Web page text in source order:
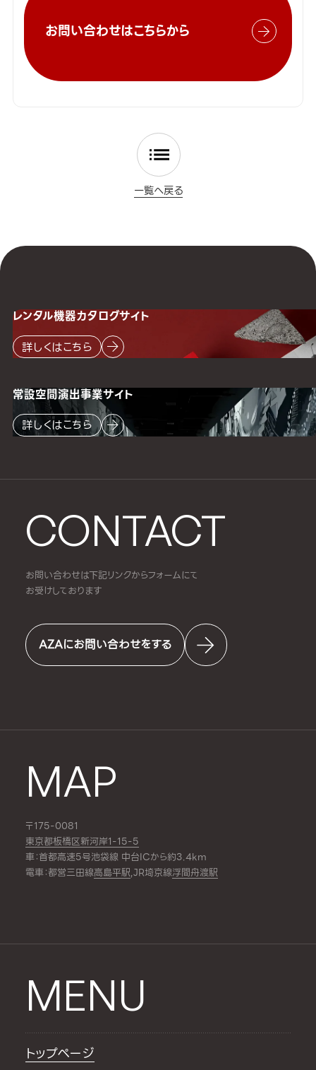
お問い合わせはこちらから
一覧へ戻る
CONTACT
お問い合わせは下記リンクからフォームにて
お受けしております
AZAにお問い合わせをする
MAP
〒175-0081
東京都板橋区新河岸1-15-5
車：首都高速5号池袋線 中台ICから約3.4km
電車：都営三田線高島平駅,JR埼京線浮間舟渡駅
レンタル機器カタログサイト
詳しくはこちら
常設空間演出事業サイト
詳しくはこちら
MENU
トップページ